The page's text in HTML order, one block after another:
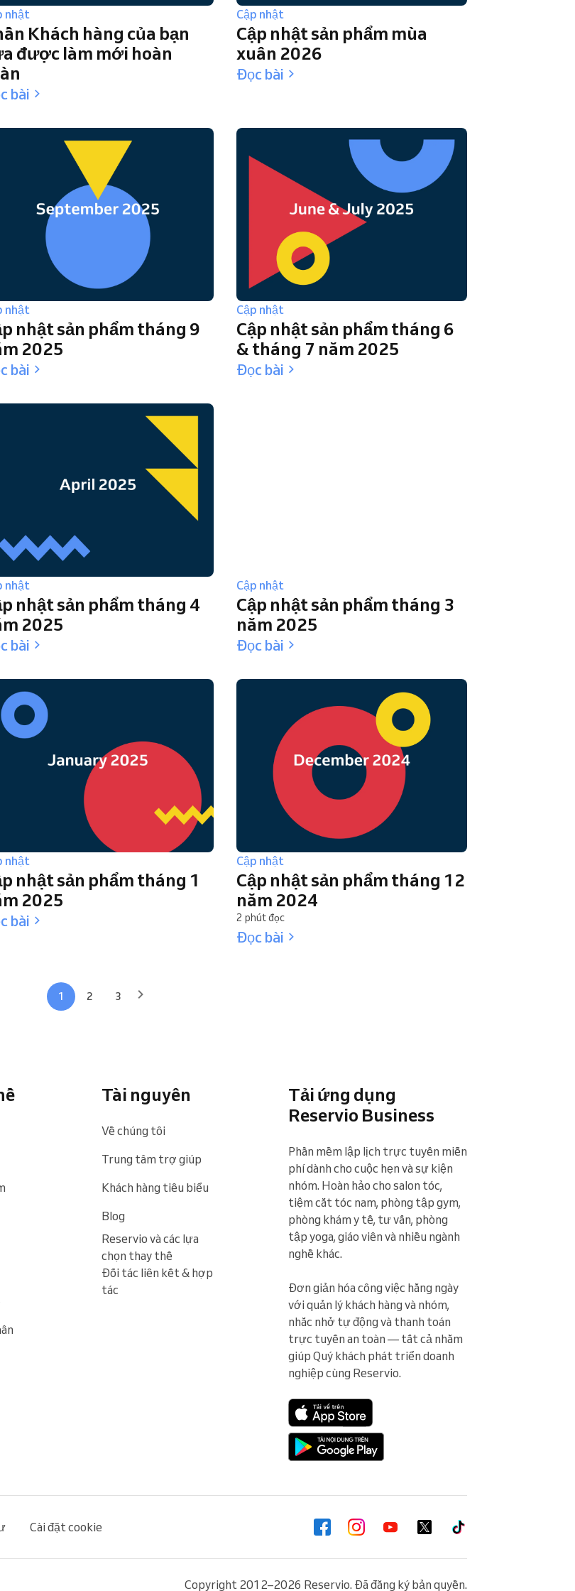
nhật
Khách hàng của bạn
được làm mới hoàn
bài
Cập nhật
Cập nhật sản phẩm mùa
xuân 2026
Đọc bài
nhật
nhật sản phẩm tháng 9
2025
bài
Cập nhật
Cập nhật sản phẩm tháng 6
& tháng 7 năm 2025
Đọc bài
nhật
nhật sản phẩm tháng 4
2025
bài
Cập nhật
Cập nhật sản phẩm tháng 3
năm 2025
Đọc bài
nhật
nhật sản phẩm tháng 1
2025
bài
Cập nhật
Cập nhật sản phẩm tháng 12
năm 2024
2 phút đọc
Đọc bài
1 2 3
Tài nguyên
Về chúng tôi
Trung tâm trợ giúp
Khách hàng tiêu biểu
Blog
Reservio và các lựa
chọn thay thế
Đối tác liên kết & hợp
tác
Tải ứng dụng
Reservio Business
Phần mềm lập lịch trực tuyến miễn
phí dành cho cuộc hẹn và sự kiện
nhóm. Hoàn hảo cho salon tóc,
tiệm cắt tóc nam, phòng tập gym,
phòng khám y tế, tư vấn, phòng
tập yoga, giáo viên và nhiều ngành
nghề khác.
Đơn giản hóa công việc hằng ngày
với quản lý khách hàng và nhóm,
nhắc nhở tự động và thanh toán
trực tuyến an toàn — tất cả nhằm
giúp Quý khách phát triển doanh
nghiệp cùng Reservio.
Cài đặt cookie
Copyright 2012–2026 Reservio. Đã đăng ký bản quyền.